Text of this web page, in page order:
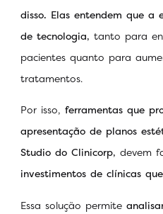
disso. Elas entendem que a
de tecnologia, tanto para
pacientes quanto para
tratamentos.
Por isso, ferramentas que
apresentação de planos
Studio do Clinicorp, devem
investimentos de clínicas
Essa solução permite